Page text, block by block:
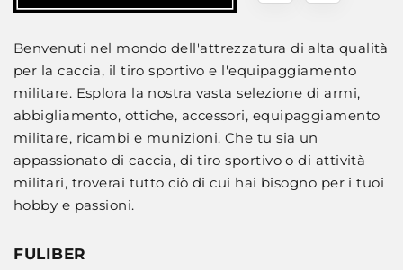
Benvenuti nel mondo dell'attrezzatura di alta qualità
per la caccia, il tiro sportivo e l'equipaggiamento
militare. Esplora la nostra vasta selezione di armi,
abbigliamento, ottiche, accessori, equipaggiamento
militare, ricambi e munizioni. Che tu sia un
appassionato di caccia, di tiro sportivo o di attività
militari, troverai tutto ciò di cui hai bisogno per i tuoi
hobby e passioni.
FULIBER